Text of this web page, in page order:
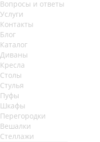
Вопросы и ответы
Услуги
Контакты
Блог
Каталог
Диваны
Кресла
Столы
Стулья
Пуфы
Шкафы
Перегородки
Вешалки
Стеллажи